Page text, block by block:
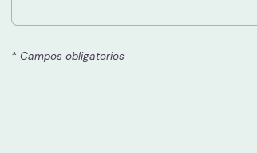
* Campos obligatorios